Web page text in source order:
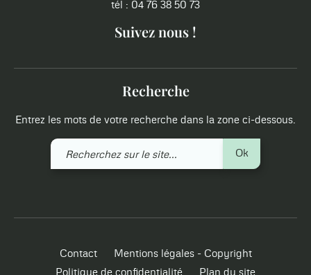
tél : 04 76 38 50 73
Suivez nous !
Recherche
Entrez les mots de votre recherche dans la zone ci-dessous.
Recherchez
Ok
Contact
Mentions légales - Copyright
Politique de confidentialité
Plan du site